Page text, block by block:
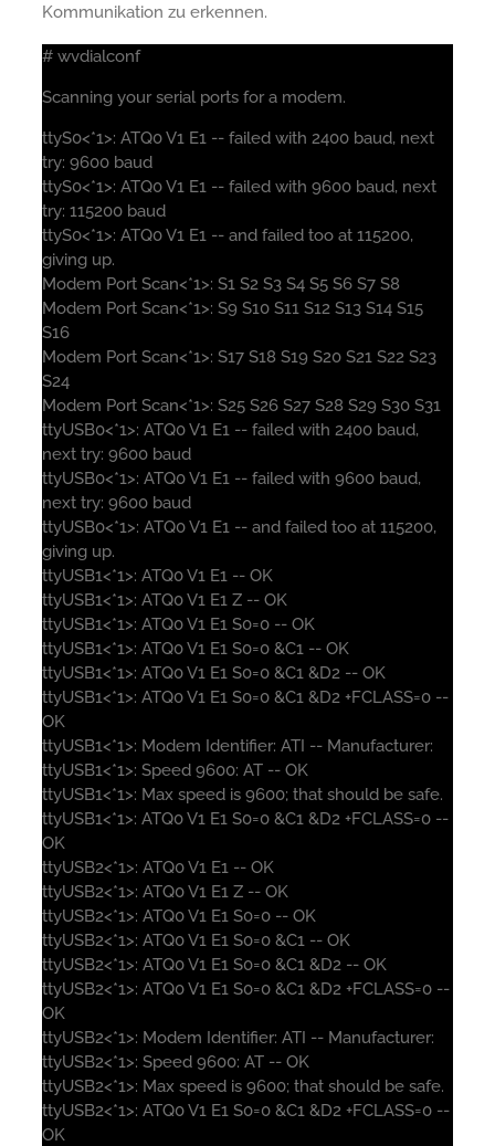
Kommunikation zu erkennen.
# wvdialconf
Scanning your serial ports for a modem.
ttyS0<*1>: ATQ0 V1 E1 -- failed with 2400 baud, next
try: 9600 baud
ttyS0<*1>: ATQ0 V1 E1 -- failed with 9600 baud, next
try: 115200 baud
ttyS0<*1>: ATQ0 V1 E1 -- and failed too at 115200,
giving up.
Modem Port Scan<*1>: S1 S2 S3 S4 S5 S6 S7 S8
Modem Port Scan<*1>: S9 S10 S11 S12 S13 S14 S15
S16
Modem Port Scan<*1>: S17 S18 S19 S20 S21 S22 S23
S24
Modem Port Scan<*1>: S25 S26 S27 S28 S29 S30 S31
ttyUSB0<*1>: ATQ0 V1 E1 -- failed with 2400 baud,
next try: 9600 baud
ttyUSB0<*1>: ATQ0 V1 E1 -- failed with 9600 baud,
next try: 9600 baud
ttyUSB0<*1>: ATQ0 V1 E1 -- and failed too at 115200,
giving up.
ttyUSB1<*1>: ATQ0 V1 E1 -- OK
ttyUSB1<*1>: ATQ0 V1 E1 Z -- OK
ttyUSB1<*1>: ATQ0 V1 E1 S0=0 -- OK
ttyUSB1<*1>: ATQ0 V1 E1 S0=0 &C1 -- OK
ttyUSB1<*1>: ATQ0 V1 E1 S0=0 &C1 &D2 -- OK
ttyUSB1<*1>: ATQ0 V1 E1 S0=0 &C1 &D2 +FCLASS=0 --
OK
ttyUSB1<*1>: Modem Identifier: ATI -- Manufacturer:
ttyUSB1<*1>: Speed 9600: AT -- OK
ttyUSB1<*1>: Max speed is 9600; that should be safe.
ttyUSB1<*1>: ATQ0 V1 E1 S0=0 &C1 &D2 +FCLASS=0 --
OK
ttyUSB2<*1>: ATQ0 V1 E1 -- OK
ttyUSB2<*1>: ATQ0 V1 E1 Z -- OK
ttyUSB2<*1>: ATQ0 V1 E1 S0=0 -- OK
ttyUSB2<*1>: ATQ0 V1 E1 S0=0 &C1 -- OK
ttyUSB2<*1>: ATQ0 V1 E1 S0=0 &C1 &D2 -- OK
ttyUSB2<*1>: ATQ0 V1 E1 S0=0 &C1 &D2 +FCLASS=0 --
OK
ttyUSB2<*1>: Modem Identifier: ATI -- Manufacturer:
ttyUSB2<*1>: Speed 9600: AT -- OK
ttyUSB2<*1>: Max speed is 9600; that should be safe.
ttyUSB2<*1>: ATQ0 V1 E1 S0=0 &C1 &D2 +FCLASS=0 --
OK